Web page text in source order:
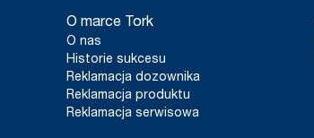
O marce Tork
O nas
Historie sukcesu
Reklamacja dozownika
Reklamacja produktu
Reklamacja serwisowa